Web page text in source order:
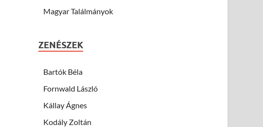
Magyar Találmányok
ZENÉSZEK
Bartók Béla
Fornwald László
Kállay Ágnes
Kodály Zoltán